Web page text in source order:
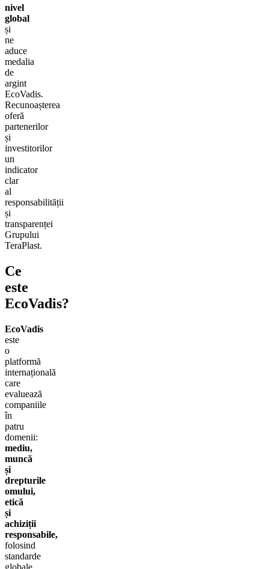
nivel
global
și
ne
aduce
medalia
de
argint
EcoVadis.
Recunoașterea
oferă
partenerilor
și
investitorilor
un
indicator
clar
al
responsabilității
și
transparenței
Grupului
TeraPlast.
Ce
este
EcoVadis?
EcoVadis
este
o
platformă
internațională
care
evaluează
companiile
în
patru
domenii:
mediu,
muncă
și
drepturile
omului,
etică
și
achiziții
responsabile,
folosind
standarde
globale